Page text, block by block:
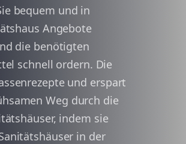
bequem und in
Angebote
die benötigten
schnell ordern. Die
und erspart
Weg durch die
indem sie
in der